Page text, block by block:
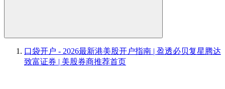
口袋开户 - 2026最新港美股开户指南 | 盈透必贝复星腾达
致富证券 | 美股券商推荐首页